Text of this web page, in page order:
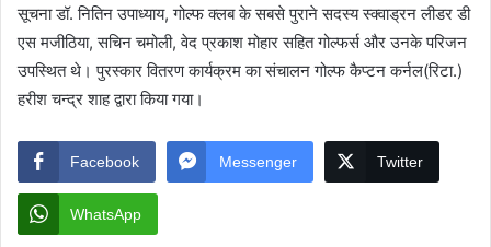
सूचना डॉ. नितिन उपाध्याय, गोल्फ क्लब के सबसे पुराने सदस्य स्क्वाड्रन लीडर डी
एस मजीठिया, सचिन चमोली, वेद प्रकाश मोहार सहित गोल्फर्स और उनके परिजन
उपस्थित थे। पुरस्कार वितरण कार्यक्रम का संचालन गोल्फ कैप्टन कर्नल(रिटा.)
हरीश चन्द्र शाह द्वारा किया गया।
Facebook Messenger Twitter
WhatsApp